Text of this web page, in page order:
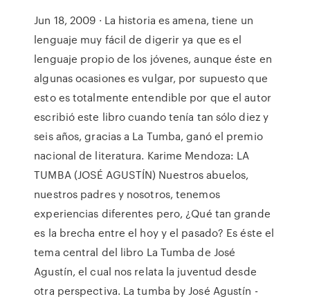
Jun 18, 2009 · La historia es amena, tiene un
lenguaje muy fácil de digerir ya que es el
lenguaje propio de los jóvenes, aunque éste en
algunas ocasiones es vulgar, por supuesto que
esto es totalmente entendible por que el autor
escribió este libro cuando tenía tan sólo diez y
seis años, gracias a La Tumba, ganó el premio
nacional de literatura. Karime Mendoza: LA
TUMBA (JOSÉ AGUSTÍN) Nuestros abuelos,
nuestros padres y nosotros, tenemos
experiencias diferentes pero, ¿Qué tan grande
es la brecha entre el hoy y el pasado? Es éste el
tema central del libro La Tumba de José
Agustín, el cual nos relata la juventud desde
otra perspectiva. La tumba by José Agustín -